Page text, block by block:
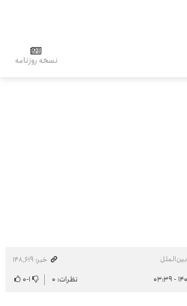
نسخه روزنامه
بین‌الملل
خبر: ۱۴۸٬۶۱۹
نظرات: ۰ ۱-۰